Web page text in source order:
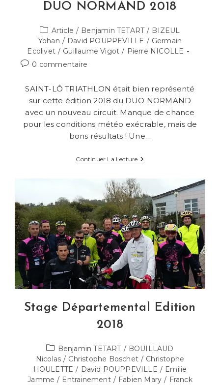
DUO NORMAND 2018
Post
category:
Article / Benjamin TETART / BIZEUL
Yohan / David POUPPEVILLE / Germain
Ecolivet / Guillaume Vigot / Pierre NICOLLE
Commentaires
publication :
0 commentaire
SAINT-LÔ TRIATHLON était bien représenté
sur cette édition 2018 du DUO NORMAND
avec un nouveau circuit. Manque de chance
pour les conditions météo exécrable, mais de
bons résultats ! Une…
Continuer La LectureDUO
NORMAND
Stage Départemental Edition
2018
Post
category:
Benjamin TETART / BOUILLAUD
Nicolas / Christophe Boschet / Christophe
HOULETTE / David POUPPEVILLE / Emilie
Jamme / Entrainement / Fabien Mary / Franck